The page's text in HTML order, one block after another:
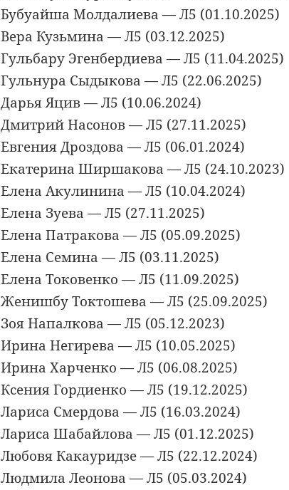
Бубуайша Молдалиева — Л5 (01.10.2025)
Вера Кузьмина — Л5 (03.12.2025)
Гульбару Эгенбердиева — Л5 (11.04.2025)
Гульнура Сыдыкова — Л5 (22.06.2025)
Дарья Яцив — Л5 (10.06.2024)
Дмитрий Насонов — Л5 (27.11.2025)
Евгения Дроздова — Л5 (06.01.2024)
Екатерина Ширшакова — Л5 (24.10.2023)
Елена Акулинина — Л5 (10.04.2024)
Елена Зуева — Л5 (27.11.2025)
Елена Патракова — Л5 (05.09.2025)
Елена Семина — Л5 (03.11.2025)
Елена Токовенко — Л5 (11.09.2025)
Женишбу Токтошева — Л5 (25.09.2025)
Зоя Напалкова — Л5 (05.12.2023)
Ирина Негирева — Л5 (10.05.2025)
Ирина Харченко — Л5 (06.08.2025)
Ксения Гордиенко — Л5 (19.12.2025)
Лариса Смердова — Л5 (16.03.2024)
Лариса Шабайлова — Л5 (01.12.2025)
Любовя Какауридзе — Л5 (22.12.2024)
Людмила Леонова — Л5 (05.03.2024)